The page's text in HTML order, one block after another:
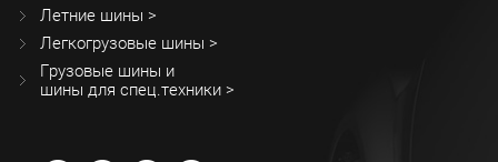
Летние шины >
Легкогрузовые шины >
Грузовые шины и
шины для спец.техники >